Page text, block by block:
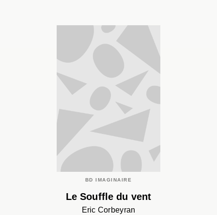
BD IMAGINAIRE
Le Souffle du vent
Eric Corbeyran